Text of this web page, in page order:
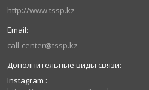
http://www.tssp.kz
call-center@tssp.kz
Instagram